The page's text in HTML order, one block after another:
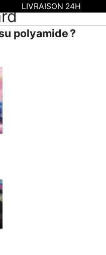
polyamide ?
LIVRAISON 24H